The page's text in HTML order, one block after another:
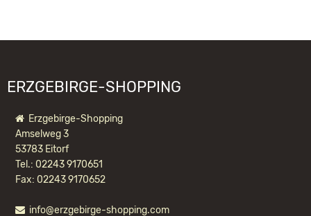
SAICO SCHWIBBOGENERHÖHUNG
ERZGEBIRGE-SHOPPING
Erzgebirge-Shopping
Amselweg 3
53783 Eitorf
Tel.: 02243 9170651
Fax: 02243 9170652
info@erzgebirge-shopping.com